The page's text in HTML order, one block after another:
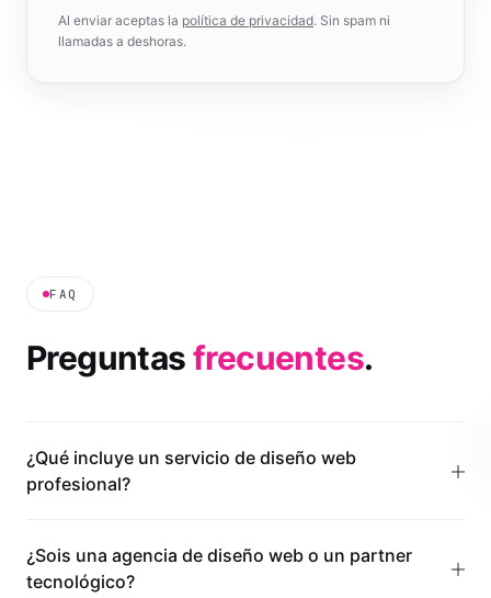
Al enviar aceptas la política de privacidad. Sin spam ni
llamadas a deshoras.
FAQ
Preguntasfrecuentes.
¿Qué incluye un servicio de diseño web
profesional?
¿Sois una agencia de diseño web o un partner
tecnológico?